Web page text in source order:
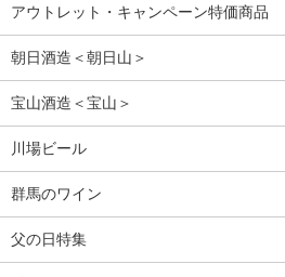
アウトレット・キャンペーン特価商品
朝日酒造＜朝日山＞
宝山酒造＜宝山＞
川場ビール
群馬のワイン
父の日特集